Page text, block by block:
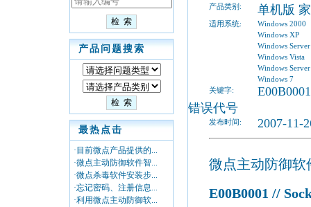
产品问题搜索
最热点击
·目前微点产品提供的...
·微点主动防御软件智...
·微点杀毒软件安装步...
·忘记密码、注册信息...
·利用微点主动防御软...
产品类别: 单机版
适用系统:
Windows 2000
Windows XP
Windows
Windows Vista
Windows
Windows 7
关键字:
错误代号
发布时间: 2007-11-
微点主动防御软
E00B0001 //